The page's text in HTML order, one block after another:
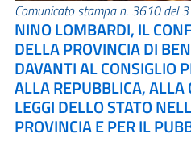
Comunicato stampa n. 3610
NINO LOMBARDI, IL
DELLA PROVINCIA DI
DAVANTI AL CONSIGLIO
ALLA REPUBBLICA,
LEGGI DELLO STATO
PROVINCIA E PER IL